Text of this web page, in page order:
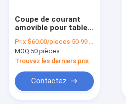
Coupe de courant
amovible pour table
Coupe de courant
USB C
Prix:$60.00/pieces 50-99 pieces
MOQ:50 pièces
Trouvez les derniers prix
Contactez